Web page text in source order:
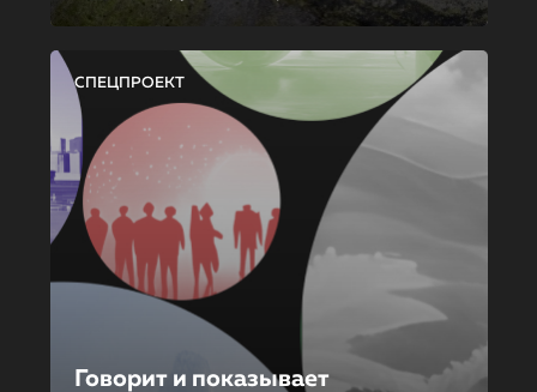
СПЕЦПРОЕКТ
Говорит и показывает